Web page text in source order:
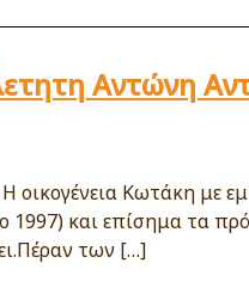
Αντώνη
οικογένεια Κωτάκη με
1997) και επίσημα τα
των […]